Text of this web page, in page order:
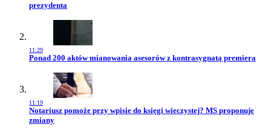
prezydenta
11:29
Przejdź do artykułu:
Ponad 200 aktów mianowania asesorów z kontrasygnatą premiera
11:19
Przejdź do artykułu:
Notariusz pomoże przy wpisie do księgi wieczystej? MS proponuje
zmiany